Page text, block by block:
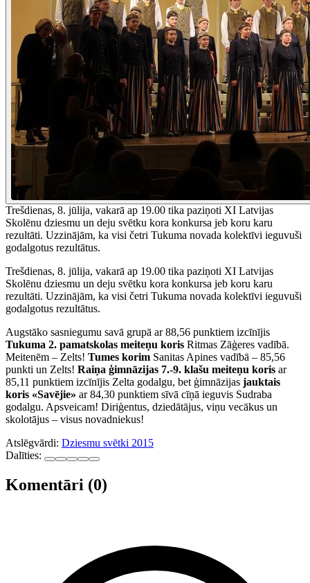
Trešdienas, 8. jūlija, vakarā ap 19.00 tika paziņoti XI Latvijas
Skolēnu dziesmu un deju svētku kora konkursa jeb koru karu
rezultāti. Uzzinājām, ka visi četri Tukuma novada kolektīvi ieguvuši
godalgotus rezultātus.
Trešdienas, 8. jūlija, vakarā ap 19.00 tika paziņoti XI Latvijas
Skolēnu dziesmu un deju svētku kora konkursa jeb koru karu
rezultāti. Uzzinājām, ka visi četri Tukuma novada kolektīvi ieguvuši
godalgotus rezultātus.
Augstāko sasniegumu savā grupā ar 88,56 punktiem izcīnījis
Tukuma 2. pamatskolas meiteņu koris Ritmas Zāģeres vadībā.
Meitenēm – Zelts! Tumes korim Sanitas Apines vadībā – 85,56
punkti un Zelts! Raiņa ģimnāzijas 7.-9. klašu meiteņu koris ar
85,11 punktiem izcīnījis Zelta godalgu, bet ģimnāzijas jauktais
koris «Savējie» ar 84,30 punktiem sīvā cīņā ieguvis Sudraba
godalgu. Apsveicam! Diriģentus, dziedātājus, viņu vecākus un
skolotājus – visus novadniekus!
Atslēgvārdi: Dziesmu svētki 2015
Dalīties:
Komentāri (0)